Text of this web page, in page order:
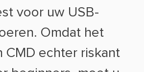
voor uw USB-
Omdat het
CMD echter riskant